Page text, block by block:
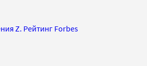
Z. Рейтинг Forbes